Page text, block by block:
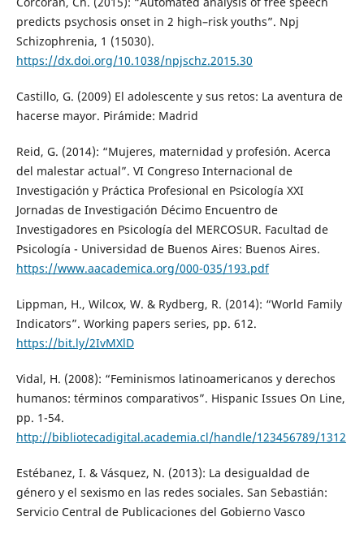
predicts psychosis onset in 2 high–risk youths”. Npj
Schizophrenia, 1 (15030).
https://dx.doi.org/10.1038/npjschz.2015.30
Castillo, G. (2009) El adolescente y sus retos: La aventura de
hacerse mayor. Pirámide: Madrid
Reid, G. (2014): “Mujeres, maternidad y profesión. Acerca
del malestar actual”. VI Congreso Internacional de
Investigación y Práctica Profesional en Psicología XXI
Jornadas de Investigación Décimo Encuentro de
Investigadores en Psicología del MERCOSUR. Facultad de
Psicología - Universidad de Buenos Aires: Buenos Aires.
https://www.aacademica.org/000-035/193.pdf
Lippman, H., Wilcox, W. & Rydberg, R. (2014): “World Family
Indicators”. Working papers series, pp. 612.
https://bit.ly/2IvMXlD
Vidal, H. (2008): “Feminismos latinoamericanos y derechos
humanos: términos comparativos”. Hispanic Issues On Line,
pp. 1-54.
http://bibliotecadigital.academia.cl/handle/123456789/1312
Estébanez, I. & Vásquez, N. (2013): La desigualdad de
género y el sexismo en las redes sociales. San Sebastián:
Servicio Central de Publicaciones del Gobierno Vasco